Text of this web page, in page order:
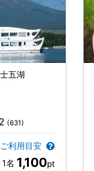
五湖
(631)
ご利用目安
1,100